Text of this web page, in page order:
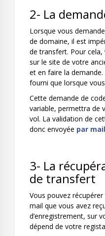
2- La
Lorsque vous
de domaine, il est
de transfert. Pour
sur le site de votre
et en faire la
fourni que lorsque
Cette demande de
variable, permettra de
vol. La validation de
donc envoyée par mail
3- La
de transfert
Vous pouvez
mail que vous avez
d’enregistrement, sur
dépend de votre